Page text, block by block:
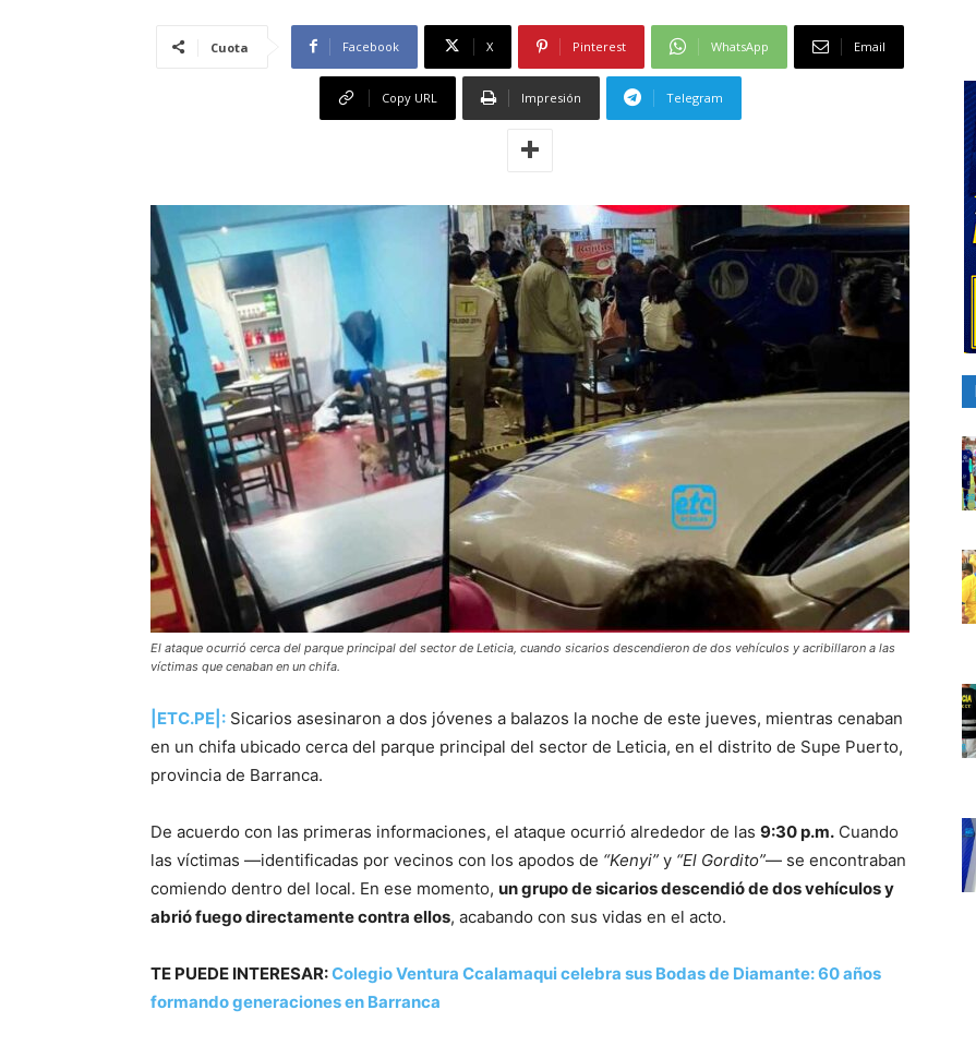
Cuota Facebook X Pinterest WhatsApp Email
Copy URL Impresión Telegram
El ataque ocurrió cerca del parque principal del sector de Leticia, cuando sicarios descendieron de dos vehículos y acribillaron a las
víctimas que cenaban en un chifa.
|ETC.PE|: Sicarios asesinaron a dos jóvenes a balazos la noche de este jueves, mientras cenaban
en un chifa ubicado cerca del parque principal del sector de Leticia, en el distrito de Supe Puerto,
provincia de Barranca.
De acuerdo con las primeras informaciones, el ataque ocurrió alrededor de las 9:30 p.m. Cuando
las víctimas —identificadas por vecinos con los apodos de “Kenyi” y “El Gordito”— se encontraban
comiendo dentro del local. En ese momento, un grupo de sicarios descendió de dos vehículos y
abrió fuego directamente contra ellos, acabando con sus vidas en el acto.
TE PUEDE INTERESAR:Colegio Ventura Ccalamaqui celebra sus Bodas de Diamante: 60 años
formando generaciones en Barranca